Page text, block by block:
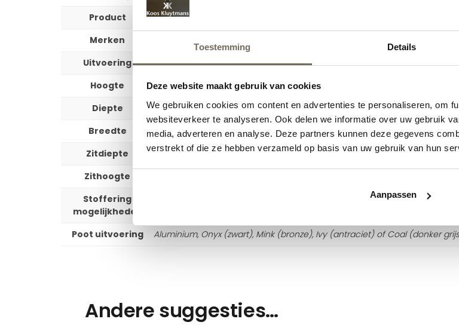
Toestemming Details
Deze website maakt gebruik van cookies
We gebruiken cookies om content en advertenties te personaliseren, om
websiteverkeer te analyseren. Ook delen we informatie over uw gebruik
media, adverteren en analyse. Deze partners kunnen deze gegevens
verstrekt of die ze hebben verzameld op basis van uw gebruik van hun
Aanpassen
Product
Bank
Merken
Uitvoering
4 zits Bank
Hoogte
84 cm
Diepte
96 cm
Breedte
256 cm
Zitdiepte
60 cm
Zithoogte
Stoffering
mogelijkheden
Poot uitvoering Aluminium, Onyx (zwart), Mink (bronze), Ivy (antraciet) of Coal (donker
Andere suggesties…